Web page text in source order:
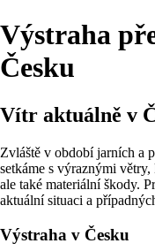
Výstraha
Česku
Vítr aktuálně v
Zvláště v období jarních a
setkáme s výraznými
ale také materiální škody.
aktuální situaci a
Výstraha v Česku